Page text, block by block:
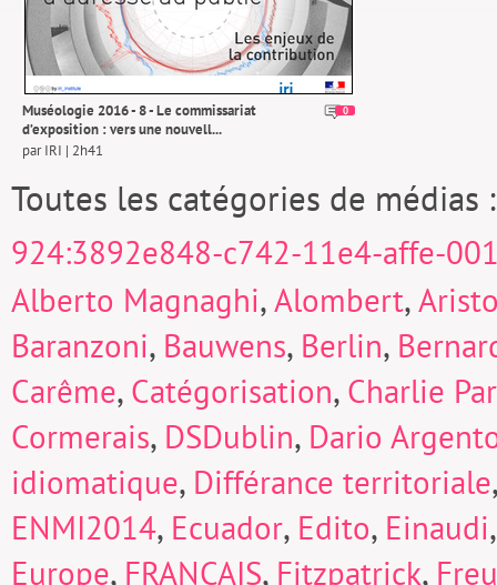
0
Muséologie 2016 - 8 - Le commissariat
d’exposition : vers une nouvell...
par IRI | 2h41
Toutes les catégories de médias
924:3892e848-c742-11e4-affe-
Alberto Magnaghi,Alombert,
Baranzoni, Bauwens, Berlin,
Carême, Catégorisation, Charlie
Cormerais, DSDublin, Dario
idiomatique, Différance territoriale
ENMI2014, Ecuador, Edito, Einaudi
Europe, FRANCAIS, Fitzpatrick,